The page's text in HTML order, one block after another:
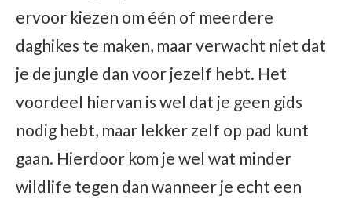
ervoor kiezen om één of meerdere
daghikes te maken, maar verwacht niet dat
je de jungle dan voor jezelf hebt. Het
voordeel hiervan is wel dat je geen gids
nodig hebt, maar lekker zelf op pad kunt
gaan. Hierdoor kom je wel wat minder
wildlife tegen dan wanneer je echt een